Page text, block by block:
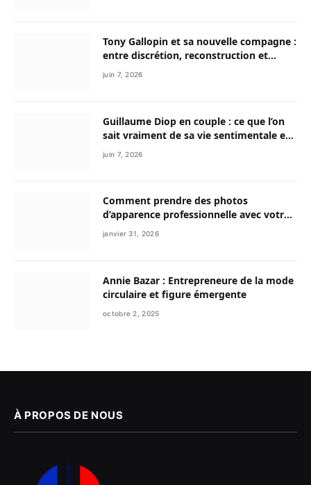
Tony Gallopin et sa nouvelle compagne :
entre discrétion, reconstruction et
nouvelle vie
juin 7, 2026
Guillaume Diop en couple : ce que l’on
sait vraiment de sa vie sentimentale et
de son parcours exceptionnel
juin 7, 2026
Comment prendre des photos
d’apparence professionnelle avec votre
smartphone ?
janvier 31, 2026
Annie Bazar : Entrepreneure de la mode
circulaire et figure émergente
octobre 2, 2025
À PROPOS DE NOUS